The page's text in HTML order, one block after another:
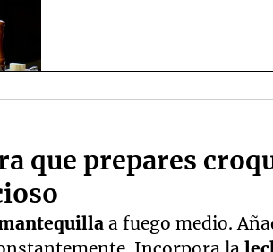
que prepares
a fuego medio.